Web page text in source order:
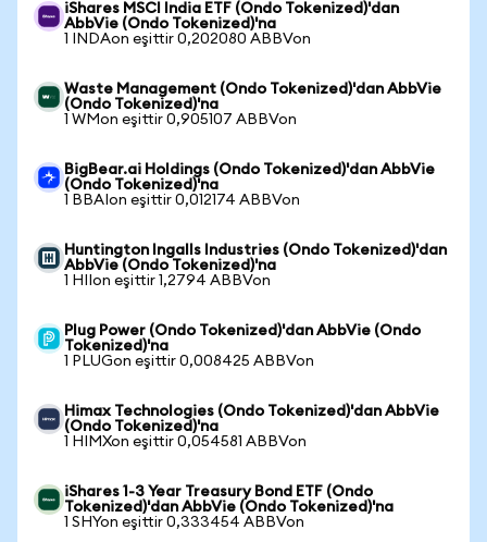
iShares MSCI India ETF (Ondo Tokenized)'dan
AbbVie (Ondo Tokenized)'na
1 INDAon eşittir 0,202080 ABBVon
Waste Management (Ondo Tokenized)'dan AbbVie
(Ondo Tokenized)'na
1 WMon eşittir 0,905107 ABBVon
BigBear.ai Holdings (Ondo Tokenized)'dan AbbVie
(Ondo Tokenized)'na
1 BBAIon eşittir 0,012174 ABBVon
Huntington Ingalls Industries (Ondo Tokenized)'dan
AbbVie (Ondo Tokenized)'na
1 HIIon eşittir 1,2794 ABBVon
Plug Power (Ondo Tokenized)'dan AbbVie (Ondo
Tokenized)'na
1 PLUGon eşittir 0,008425 ABBVon
Himax Technologies (Ondo Tokenized)'dan AbbVie
(Ondo Tokenized)'na
1 HIMXon eşittir 0,054581 ABBVon
iShares 1-3 Year Treasury Bond ETF (Ondo
Tokenized)'dan AbbVie (Ondo Tokenized)'na
1 SHYon eşittir 0,333454 ABBVon